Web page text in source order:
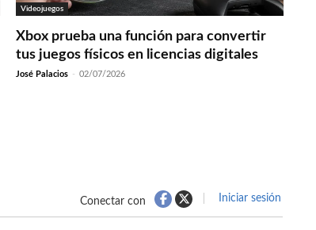
Videojuegos
Xbox prueba una función para convertir
tus juegos físicos en licencias digitales
José Palacios - 02/07/2026
Conectar con Iniciar sesión